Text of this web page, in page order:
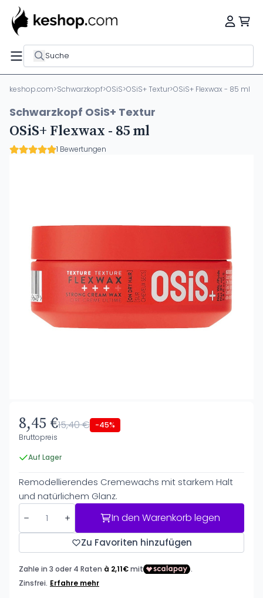
Suche
keshop.com>Schwarzkopf>OSiS>OSiS+ Textur>OSiS+ Flexwax - 85 ml
Schwarzkopf OSiS+ Textur
OSiS+ Flexwax - 85 ml
1 Bewertungen
8,45 €15,40 € -45%
Bruttopreis
Auf Lager
Remodellierendes Cremewachs mit starkem Halt
und natürlichem Glanz.
In den Warenkorb legen
Zu Favoriten hinzufügen